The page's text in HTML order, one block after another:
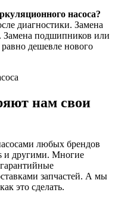
насоса?
диагностики. Замена
Замена подшипников или
дешевле нового
нам свои
любых брендов
и другими. Многие
запчастей. А мы
это сделать.